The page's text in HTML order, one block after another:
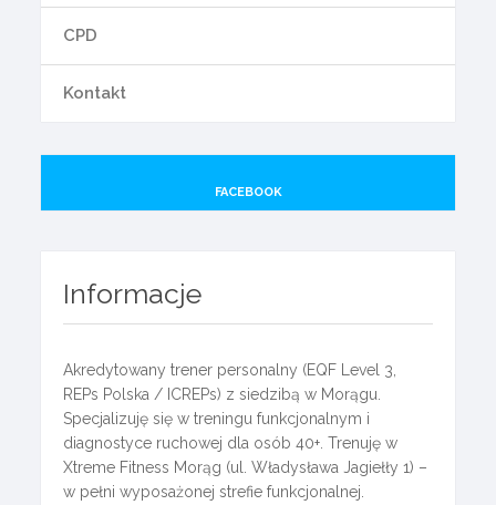
CPD
Kontakt
FACEBOOK
Informacje
Akredytowany trener personalny (EQF Level 3,
REPs Polska / ICREPs) z siedzibą w Morągu.
Specjalizuję się w treningu funkcjonalnym i
diagnostyce ruchowej dla osób 40+. Trenuję w
Xtreme Fitness Morąg (ul. Władysława Jagiełły 1) –
w pełni wyposażonej strefie funkcjonalnej.